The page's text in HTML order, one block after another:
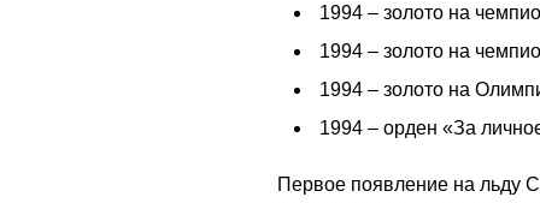
1994 – золото на
1994 – золото на
1994 – золото на
1994 – орден «За
Первое появление на льду